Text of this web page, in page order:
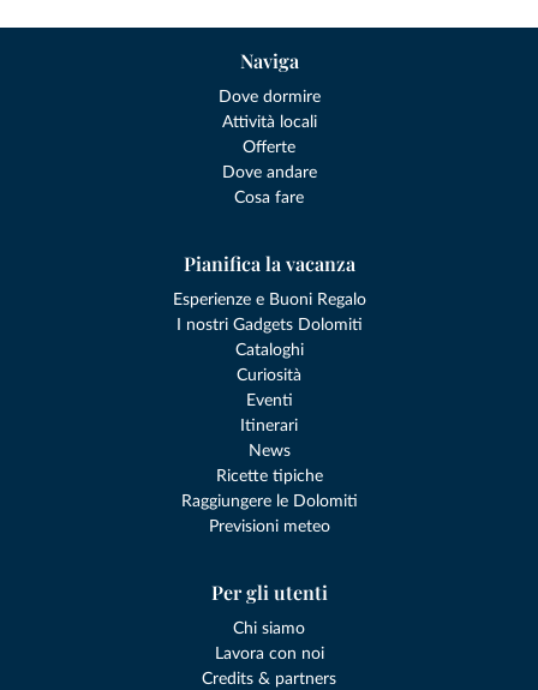
Naviga
Dove dormire
Attività locali
Offerte
Dove andare
Cosa fare
Pianifica la vacanza
Esperienze e Buoni Regalo
I nostri Gadgets Dolomiti
Cataloghi
Curiosità
Eventi
Itinerari
News
Ricette tipiche
Raggiungere le Dolomiti
Previsioni meteo
Per gli utenti
Chi siamo
Lavora con noi
Credits & partners